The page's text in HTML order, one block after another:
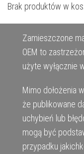
Brak produktów w
Zamieszczone
OEM to
użyte wyłącznie
Mimo dołożenia
że publikowane
uchybień lub
mogą być
przypadku